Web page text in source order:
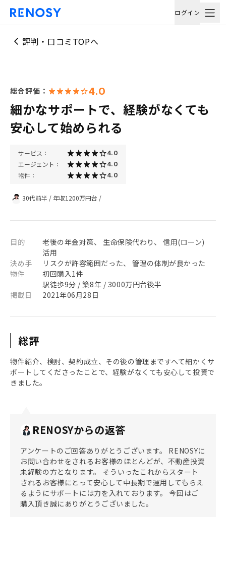
ログイン
評判・口コミTOPへ
総合評価： 4.0
細かなサポートで、経験がなくても
安心して始められる
サービス： 4.0
エージェント： 4.0
物件： 4.0
30代前半 / 年収1200万円台 /
目的
老後の年金対策、 生命保険代わり、 信用(ローン)
活用
決め手
リスクが許容範囲だった、 管理の体制が良かった
物件
初回購入1件
駅徒歩9分 / 築8年 / 3000万円台後半
掲載日
2021年06月28日
総評
物件紹介、検討、契約成立、その後の管理まですへて細かくサ
ポートしてくださったことで、経験がなくても安心して投資で
きました。
RENOSYからの返答
アンケートのご回答ありがとうございます。 RENOSYに
お問い合わせをされるお客様のほとんどが、不動産投資
未経験の方となります。 そういったこれからスタート
されるお客様にとって安心して中長期で運用してもらえ
るようにサポートには力を入れております。 今回はご
購入頂き誠にありがとうございました。